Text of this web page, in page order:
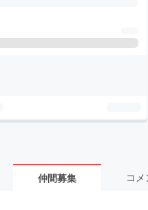
仲間募集 コメ